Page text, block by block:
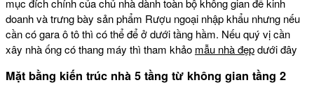
mục đích chính của chủ nhà dành toàn bộ không gian để kinh
doanh và trưng bày sản phẩm Rượu ngoại nhập khẩu nhưng nếu
cần có gara ô tô thì có thể để ở dưới tầng hầm. Nếu quý vị cần
xây nhà ống có thang máy thì tham khảo mẫu nhà đẹpdưới đây
Mặt bằng kiến trúc nhà 5 tầng từ không gian tầng 2